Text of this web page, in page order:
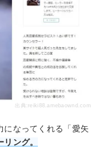
出典: reiki88.amebaownd.com
になってくれる「愛矢
ング。